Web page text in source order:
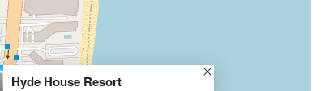
Hyde House Resort